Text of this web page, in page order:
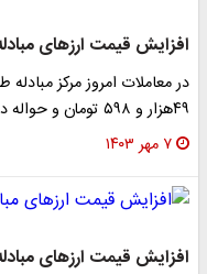
افزایش قیمت ارزهای
در معاملات امروز مرکز مبادله
۴۹هزار و ۵۹۸ تومان و حواله دلار نیز به ۴۶هزار و…
۷ مهر ۱۴۰۳
افزایش قیمت ارزهای